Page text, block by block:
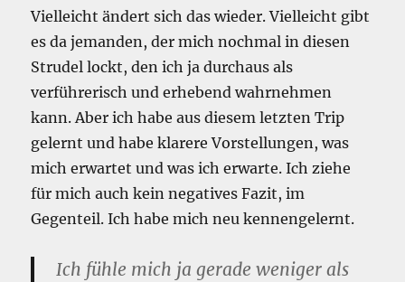
Vielleicht ändert sich das wieder. Vielleicht gibt
es da jemanden, der mich nochmal in diesen
Strudel lockt, den ich ja durchaus als
verführerisch und erhebend wahrnehmen
kann. Aber ich habe aus diesem letzten Trip
gelernt und habe klarere Vorstellungen, was
mich erwartet und was ich erwarte. Ich ziehe
für mich auch kein negatives Fazit, im
Gegenteil. Ich habe mich neu kennengelernt.
Ich fühle mich ja gerade weniger als